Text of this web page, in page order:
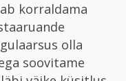
korraldama
olla
soovitame